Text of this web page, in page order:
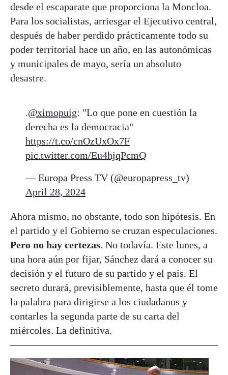
desde el escaparate que proporciona la Moncloa.
Para los socialistas, arriesgar el Ejecutivo central,
después de haber perdido prácticamente todo su
poder territorial hace un año, en las autonómicas
y municipales de mayo, sería un absoluto
desastre.
.@ximopuig: "Lo que pone en cuestión la
derecha es la democracia"
https://t.co/cnOzUxOx7F
pic.twitter.com/Eu4hjqPcmQ
— Europa Press TV (@europapress_tv)
April 28, 2024
Ahora mismo, no obstante, todo son hipótesis. En
el partido y el Gobierno se cruzan especulaciones.
Pero no hay certezas. No todavía. Este lunes, a
una hora aún por fijar, Sánchez dará a conocer su
decisión y el futuro de su partido y el país. El
secreto durará, previsiblemente, hasta que él tome
la palabra para dirigirse a los ciudadanos y
contarles la segunda parte de su carta del
miércoles. La definitiva.